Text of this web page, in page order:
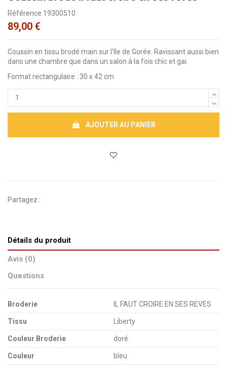
Référence 19300510
89,00 €
Coussin en tissu brodé main sur l'Ile de Gorée. Ravissant aussi bien
dans une chambre que dans un salon à la fois chic et gai.
Format rectangulaire : 30 x 42 cm
AJOUTER AU PANIER
Partagez :
Détails du produit
Avis (0)
Questions
Broderie IL FAUT CROIRE EN SES REVES
Tissu Liberty
Couleur Broderie doré
Couleur bleu